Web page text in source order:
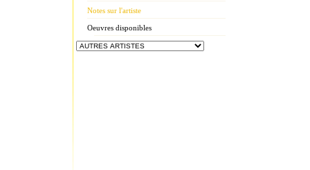
Notes sur l'artiste
Oeuvres disponibles